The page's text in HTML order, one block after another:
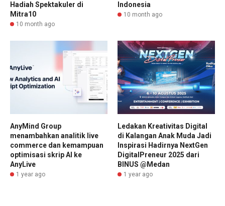
Hadiah Spektakuler di
Mitra10
10 month ago
Indonesia
10 month ago
AnyMind Group
menambahkan analitik live
commerce dan kemampuan
optimisasi skrip AI ke
AnyLive
1 year ago
Ledakan Kreativitas Digital
di Kalangan Anak Muda Jadi
Inspirasi Hadirnya NextGen
DigitalPreneur 2025 dari
BINUS @Medan
1 year ago